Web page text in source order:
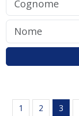
1 2 3